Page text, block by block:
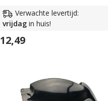
Verwachte levertijd:
vrijdag in huis!
12,49